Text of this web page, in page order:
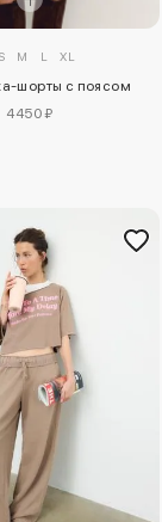
S M L XL
шорты с поясом
4450 ₽